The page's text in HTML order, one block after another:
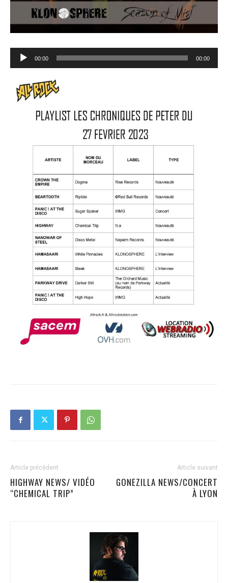
Lecteur
audio
00:00 00:00
Article précédent
HIGHWAY NEWS/ VIDÉO
“CHEMICAL TRIP”
Article suivant
GONEZILLA NEWS/CONCERT
À LYON